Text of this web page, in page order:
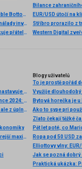
Jak obchodovat formace Double Top (M pattern) a Double Bottom (W pattern)
NASDAQ po silném růstu koriguje. Co stojí za změnou nálady investorů?
INVESTIČNÍ GLOSA: Trump americký nákup jenů nálepkuje přátelstvím. Pravda je jinde
EUR/USD útočí na
Stříbro prorazilo z
CTP: Wood & Company zvyšuje doporučení na „Buy“ a nastavuje cílovou cenu na 18,9 EUR
Obchodní signály pro ZLATO (XAU/USD) na 3.–5. prosince 2024: nakupujte nad 2 640 USD (21 SMA – gap)
Charlie Munger nenáviděl Bitcoin, Warren Buffett také – ale z úplně jiných důvodů
Technická analýza - Euro se může pokusit testovat včerejší maxima
Blogy uživatelů
To je prostě pořád
Využije
Bytová horečka je
Ako to sype pri
Zlato čekají těžké
Pět let poté, co
Ropa pod 50 USD
Jak se pozná dobrý
Praktická ukázka: